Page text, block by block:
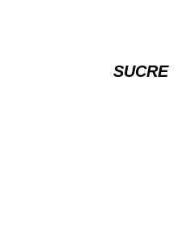
SUCRE